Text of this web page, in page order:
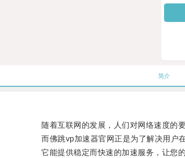
简介
随着互联网的发展，人们对网络速度的要
而佛跳vp加速器官网正是为了解决用户在
它能提供稳定而快速的加速服务，让您的